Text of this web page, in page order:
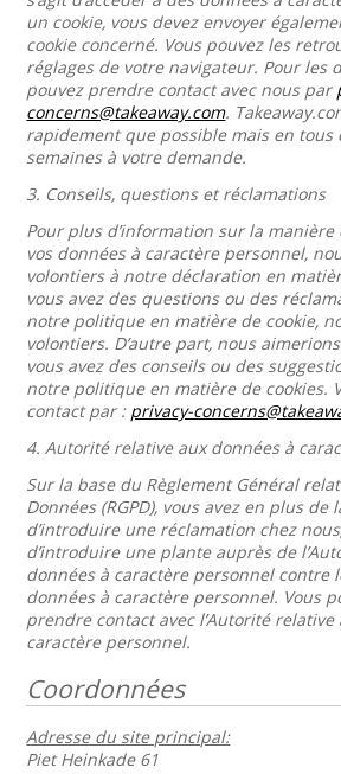
un cookie, vous devez envoyer
cookie concerné. Vous pouvez les
réglages de votre navigateur. Pour les
pouvez prendre contact avec nous par
concerns@takeaway.com.
rapidement que possible mais en tous
semaines à votre demande.
3. Conseils, questions et réclamations
Pour plus d’information sur la
vos données à caractère personnel,
volontiers à notre déclaration en
vous avez des questions ou des
notre politique en matière de cookie,
volontiers. D’autre part, nous
vous avez des conseils ou des
notre politique en matière de cookies.
contact par : privacy-
4.Autorité relative aux données à
Sur la base du Règlement Général
Données (RGPD), vous avez en plus de
d’introduire une réclamation chez
d’introduire une plante auprès de
données à caractère personnel contre
données à caractère personnel. Vous
prendre contact avec l’Autorité relative
caractère personnel.
Coordonnées
Adresse du site principal:
Piet Heinkade 61